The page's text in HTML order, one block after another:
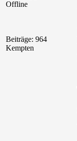
Offline
Beiträge: 964
Kempten